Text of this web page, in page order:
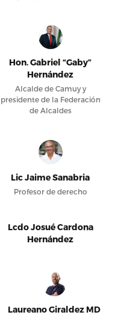
Hon. Gabriel “Gaby”
Hernández
Alcalde de Camuy y
presidente de la Federación
de Alcaldes
Lic Jaime Sanabria
Profesor de derecho
Lcdo Josué Cardona
Hernández
Laureano Giraldez MD